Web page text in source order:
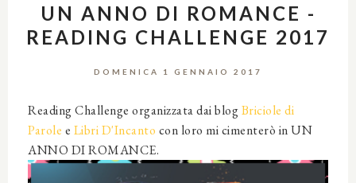
UN ANNO DI ROMANCE -
READING CHALLENGE 2017
DOMENICA 1 GENNAIO 2017
Reading Challenge organizzata dai blogBriciole di
Parole e Libri D'Incanto con loro mi cimenterò in UN
ANNO DI ROMANCE.